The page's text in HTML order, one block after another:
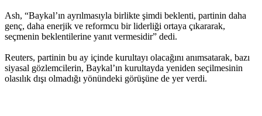
Ash, “Baykal’ın ayrılmasıyla birlikte şimdi beklenti, partinin daha
genç, daha enerjik ve reformcu bir liderliği ortaya çıkararak,
seçmenin beklentilerine yanıt vermesidir” dedi.
Reuters, partinin bu ay içinde kurultayı olacağını anımsatarak, bazı
siyasal gözlemcilerin, Baykal’ın kurultayda yeniden seçilmesinin
olasılık dışı olmadığı yönündeki görüşüne de yer verdi.